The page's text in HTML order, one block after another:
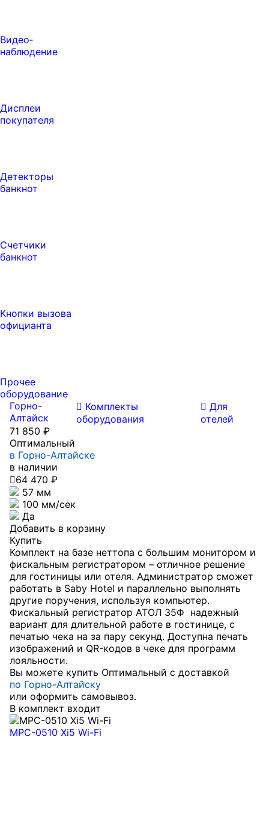
Видео‑
наблюдение
Дисплеи
покупателя
Детекторы
банкнот
Счетчики
банкнот
Кнопки вызова
официанта
Прочее
оборудование
Горно-
Алтайск
Комплекты
оборудования
Для
отелей
71 850 ₽
Оптимальный
в Горно-Алтайске
в наличии
64 470 ₽
57 мм
100 мм/сек
Да
Добавить в корзину
Купить
Комплект на базе неттопа c большим монитором и
фискальным регистратором – отличное решение
для гостиницы или отеля. Администратор сможет
работать в Saby Hotel и параллельно выполнять
другие поручения, используя компьютер.
Фискальный регистратор АТОЛ 35Ф надежный
вариант для длительной работе в гостинице, с
печатью чека на за пару секунд. Доступна печать
изображений и QR-кодов в чеке для программ
лояльности.
Вы можете купить Оптимальный с доставкой
по Горно-Алтайску
или оформить самовывоз.
В комплект входит
MPC-0510 Xi5 Wi-Fi